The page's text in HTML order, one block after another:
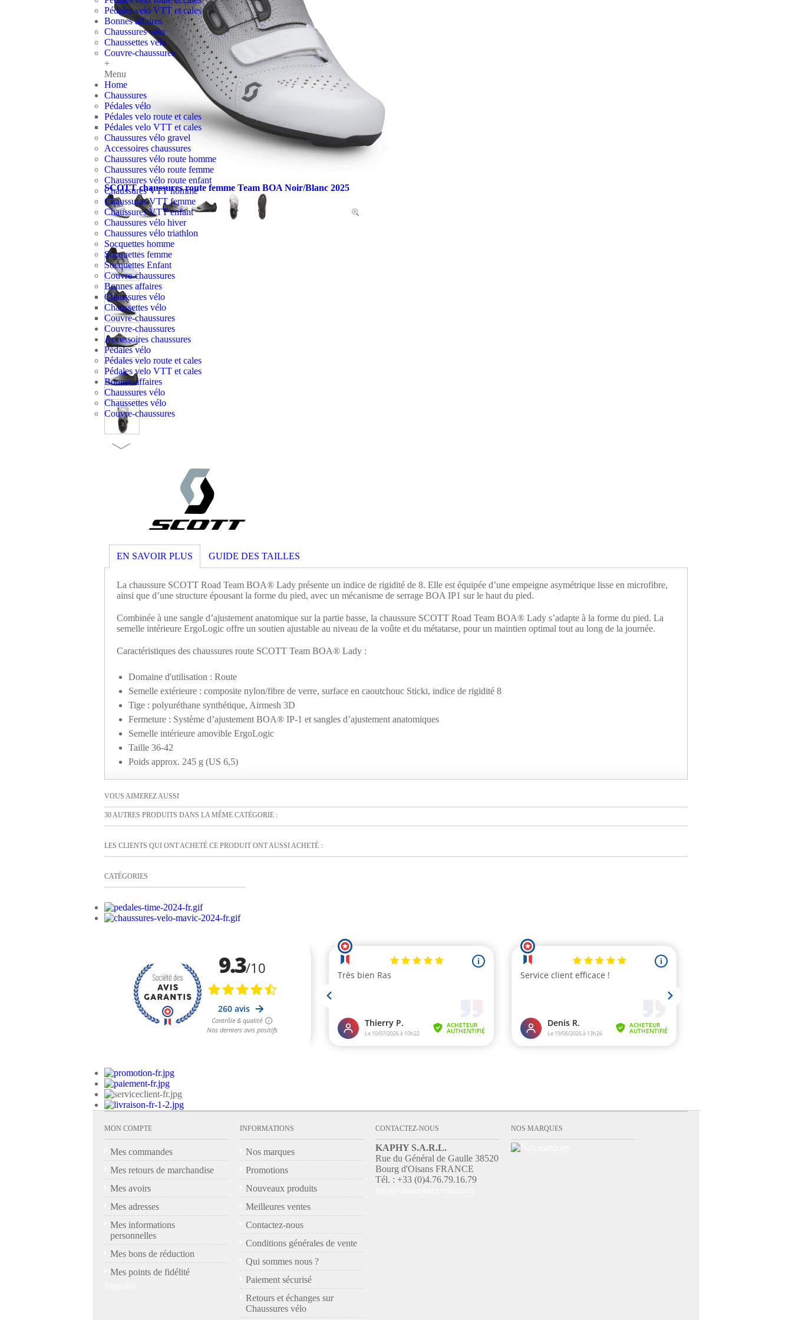
Pédales velo VTT et cales
Bonnes affaires
Chaussures vélo
Chaussettes vélo
Couvre-chaussures
+
Menu
Home
Chaussures
Pédales vélo
Pédales velo route et cales
Pédales velo VTT et cales
Chaussures vélo gravel
Accessoires chaussures
Chaussures vélo route homme
Chaussures vélo route femme
Chaussures vélo route enfant
Chaussures VTT homme
Chaussures VTT femme
Chaussures VTT enfant
Chaussures vélo hiver
Chaussures vélo triathlon
Socquettes homme
Socquettes femme
Socquettes Enfant
Couvre-chaussures
Bonnes affaires
Chaussures vélo
Chaussettes vélo
Couvre-chaussures
Couvre-chaussures
Accessoires chaussures
Pédales vélo
Pédales velo route et cales
Pédales velo VTT et cales
Bonnes affaires
Chaussures vélo
Chaussettes vélo
Couvre-chaussures
SCOTT chaussures route femme Team BOA Noir/Blanc 2025
EN SAVOIR PLUS GUIDE DES TAILLES
La chaussure SCOTT Road Team BOA® Lady présente un indice de rigidité de 8. Elle est équipée d’une empeigne asymétrique lisse en microfibre,
ainsi que d’une structure épousant la forme du pied, avec un mécanisme de serrage BOA IP1 sur le haut du pied.
Combinée à une sangle d’ajustement anatomique sur la partie basse, la chaussure SCOTT Road Team BOA® Lady s’adapte à la forme du pied. La
semelle intérieure ErgoLogic offre un soutien ajustable au niveau de la voûte et du métatarse, pour un maintien optimal tout au long de la journée.
Caractéristiques des chaussures route SCOTT Team BOA® Lady :
Domaine d'utilisation : Route
Semelle extérieure : composite nylon/fibre de verre, surface en caoutchouc Sticki, indice de rigidité 8
Tige : polyuréthane synthétique, Airmesh 3D
Fermeture : Système d’ajustement BOA® IP-1 et sangles d’ajustement anatomiques
Semelle intérieure amovible ErgoLogic
Taille 36-42
Poids approx. 245 g (US 6,5)
VOUS AIMEREZ AUSSI
30 AUTRES PRODUITS DANS LA MÊME CATÉGORIE :
LES CLIENTS QUI ONT ACHETÉ CE PRODUIT ONT AUSSI ACHETÉ :
CATÉGORIES
MON COMPTE
Mes commandes
Mes retours de marchandise
Mes avoirs
Mes adresses
Mes informations
personnelles
Mes bons de réduction
Mes points de fidélité
INFORMATIONS
Nos marques
Promotions
Nouveaux produits
Meilleures ventes
Contactez-nous
Conditions générales de vente
Qui sommes nous ?
Paiement sécurisé
Retours et échanges sur
Chaussures vélo
CONTACTEZ-NOUS
KAPHY S.A.R.L.
Rue du Général de Gaulle 38520
Bourg d'Oisans FRANCE
Tél. : +33 (0)4.76.79.16.79
NOS MARQUES